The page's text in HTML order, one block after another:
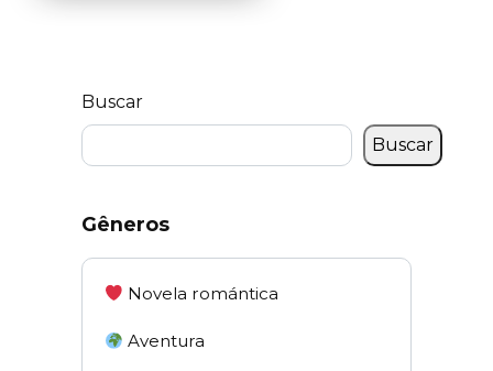
Buscar
Buscar
Gêneros
Novela romántica
Aventura